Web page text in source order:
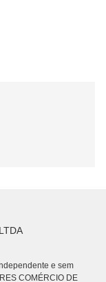
e sem
COMÉRCIO DE